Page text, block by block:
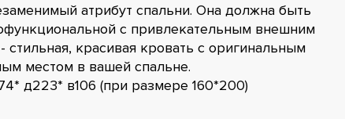
атрибут спальни. Она должна быть
с привлекательным внешним
красивая кровать с оригинальным
местом в вашей спальне.
д223* в106 (при размере 160*200)